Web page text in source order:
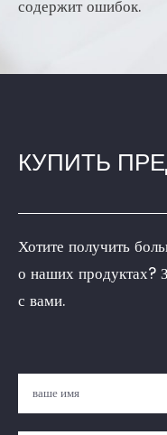
содержит ошибок.
КУПИТЬ
Хотите получить
о наших продуктах?
с вами.